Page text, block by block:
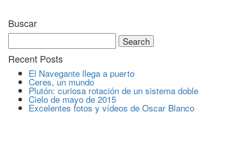
Buscar
Search
for:
Recent Posts
El Navegante llega a puerto
Ceres, un mundo
Plutón: curiosa rotación de un sistema doble
Cielo de mayo de 2015
Excelentes fotos y vídeos de Oscar Blanco